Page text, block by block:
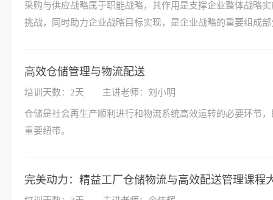
采购与供应战略属于职能战略，其作用是支撑企业整体战略
挑战，同时助力企业战略目标实现，是企业战略的重要组成部
高效仓储管理与物流配送
培训天数：2天 主讲老师：刘小明
仓储是社会再生产顺利进行和物流系统高效运转的必要环节
重要纽带。
完美动力：精益工厂仓储物流与高效配送管理课程